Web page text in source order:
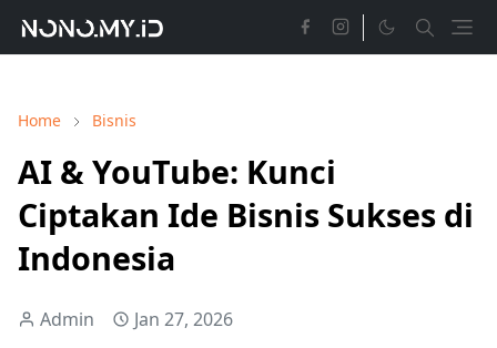
Home Bisnis
AI & YouTube: Kunci
Ciptakan Ide Bisnis Sukses di
Indonesia
Admin Jan 27, 2026